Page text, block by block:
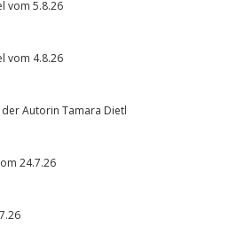
vom 5.8.26
vom 4.8.26
der Autorin Tamara Dietl
24.7.26